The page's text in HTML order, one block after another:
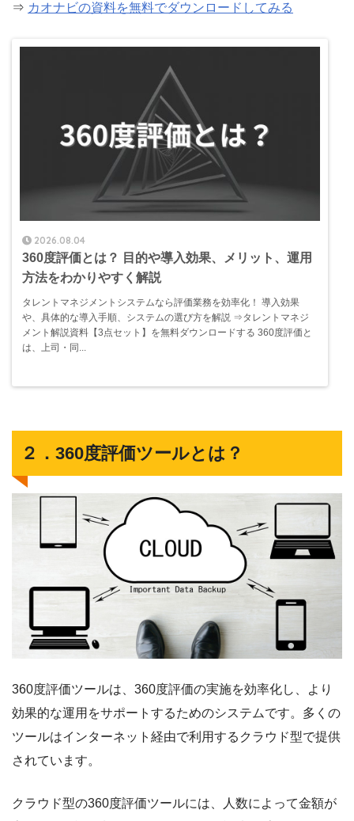
⇒ カオナビの資料を無料でダウンロードしてみる
2026.08.04
360度評価とは？ 目的や導入効果、メリット、運用
方法をわかりやすく解説
タレントマネジメントシステムなら評価業務を効率化！ 導入効果
や、具体的な導入手順、システムの選び方を解説 ⇒タレントマネジ
メント解説資料【3点セット】を無料ダウンロードする 360度評価と
は、上司・同...
２．360度評価ツールとは？
360度評価ツールは、360度評価の実施を効率化し、より
効果的な運用をサポートするためのシステムです。多くの
ツールはインターネット経由で利用するクラウド型で提供
されています。
クラウド型の360度評価ツールには、人数によって金額が